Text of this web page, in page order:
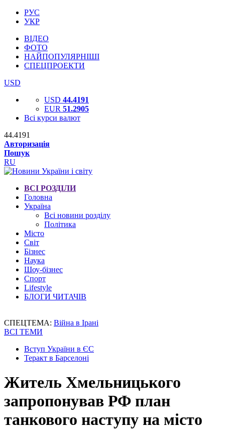
РУС
УКР
ВІДЕО
ФОТО
НАЙПОПУЛЯРНІШІ
СПЕЦПРОЕКТИ
USD
USD 44.4191
EUR 51.2905
Всі курси валют
44.4191
Авторизація
Пошук
RU
ВСІ РОЗДІЛИ
Головна
Україна
Всі новини розділу
Політика
Місто
Світ
Бізнес
Наука
Шоу-бізнес
Спорт
Lifestyle
БЛОГИ ЧИТАЧІВ
СПЕЦТЕМА: Війна в Ірані
ВСІ ТЕМИ
Вступ України в ЄС
Теракт в Барселоні
Житель Хмельницького
запропонував РФ план
танкового наступу на місто